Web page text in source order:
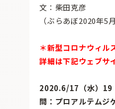
文：柴田克彦
（ぶらあぼ2020年5
＊新型コロナウィル
詳細は下記ウェブサ
2020.6/17（水）19
問：プロアルテム